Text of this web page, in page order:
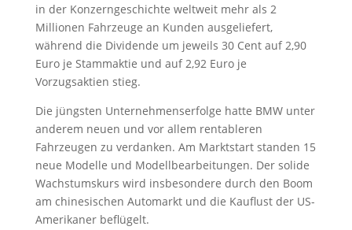
in der Konzerngeschichte weltweit mehr als 2
Millionen Fahrzeuge an Kunden ausgeliefert,
während die Dividende um jeweils 30 Cent auf 2,90
Euro je Stammaktie und auf 2,92 Euro je
Vorzugsaktien stieg.
Die jüngsten Unternehmenserfolge hatte BMW unter
anderem neuen und vor allem rentableren
Fahrzeugen zu verdanken. Am Marktstart standen 15
neue Modelle und Modellbearbeitungen. Der solide
Wachstumskurs wird insbesondere durch den Boom
am chinesischen Automarkt und die Kauflust der US-
Amerikaner beflügelt.